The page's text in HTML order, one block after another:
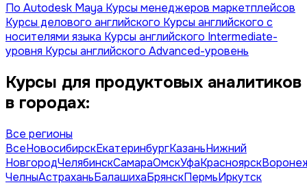
По Autodesk Maya Курсы менеджеров маркетплейсов
Курсы делового английского Курсы английского с
носителями языка Курсы английского Intermediate-
уровня Курсы английского Advanced-уровень
Курсы для продуктовых аналитиков
в городах:
Все регионы
ВсеНовосибирскЕкатеринбургКазаньНижний
НовгородЧелябинскСамараОмскУфаКрасноярск
ЧелныАстраханьБалашихаБрянскПермьИркутск